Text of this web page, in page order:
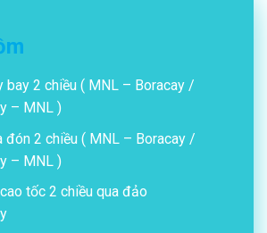
bay 2 chiều ( MNL – Boracay /
– MNL )
đón 2 chiều ( MNL – Boracay /
– MNL )
tốc 2 chiều qua đảo